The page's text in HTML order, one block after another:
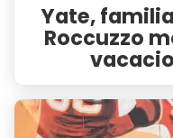
Yate,
Roccuzzo